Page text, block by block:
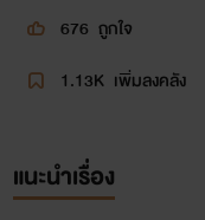
676 ถูกใจ
1.13K เพิ่มลงคลัง
แนะนำเรื่อง